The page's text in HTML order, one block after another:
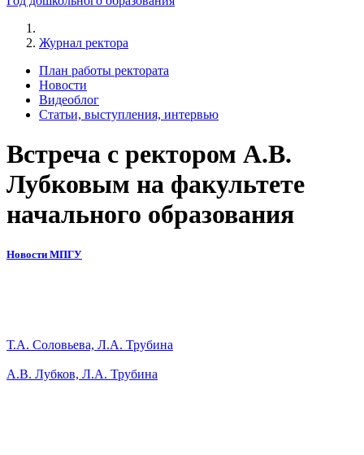
Журнал ректора
План работы ректората
Новости
Видеоблог
Статьи, выступления, интервью
Встреча с ректором А.В.
Лубковым на факультете
начального образования
Новости МПГУ
Т.А. Соловьева, Л.А. Трубина
А.В. Лубков, Л.А. Трубина